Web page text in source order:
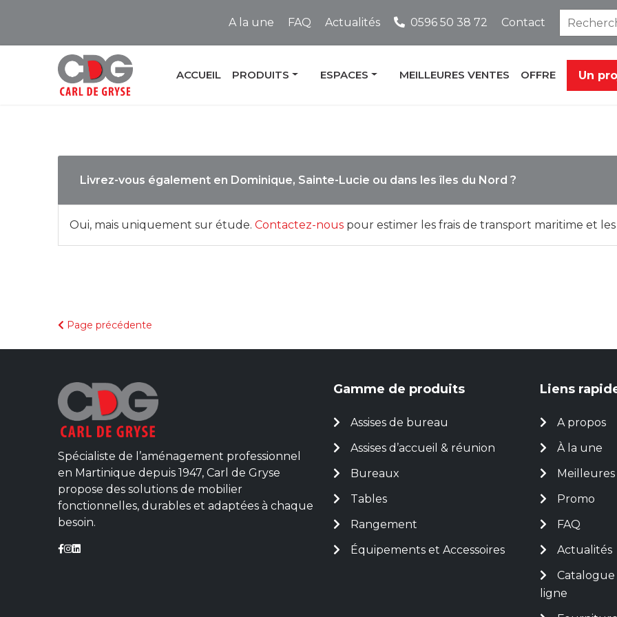
A la une FAQ Actualités 0596 50 38 72 Contact
ACCUEIL PRODUITS ESPACES MEILLEURES VENTES OFFRE Un
Livrez-vous également en Dominique, Sainte-Lucie ou dans les îles du Nord ?
Oui, mais uniquement sur étude. Contactez-nous pour estimer les frais de transport maritime et
Page précédente
Spécialiste de l’aménagement professionnel
en Martinique depuis 1947, Carl de Gryse
propose des solutions de mobilier
fonctionnelles, durables et adaptées à chaque
besoin.
Gamme de produits
Assises de bureau
Assises d’accueil & réunion
Bureaux
Tables
Rangement
Équipements et Accessoires
Liens
A propos
À la une
Promo
FAQ
Actualités
Catalogue
ligne